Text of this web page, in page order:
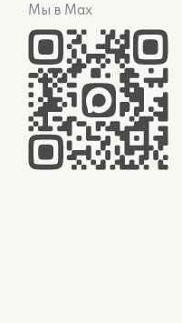
Мы в Max